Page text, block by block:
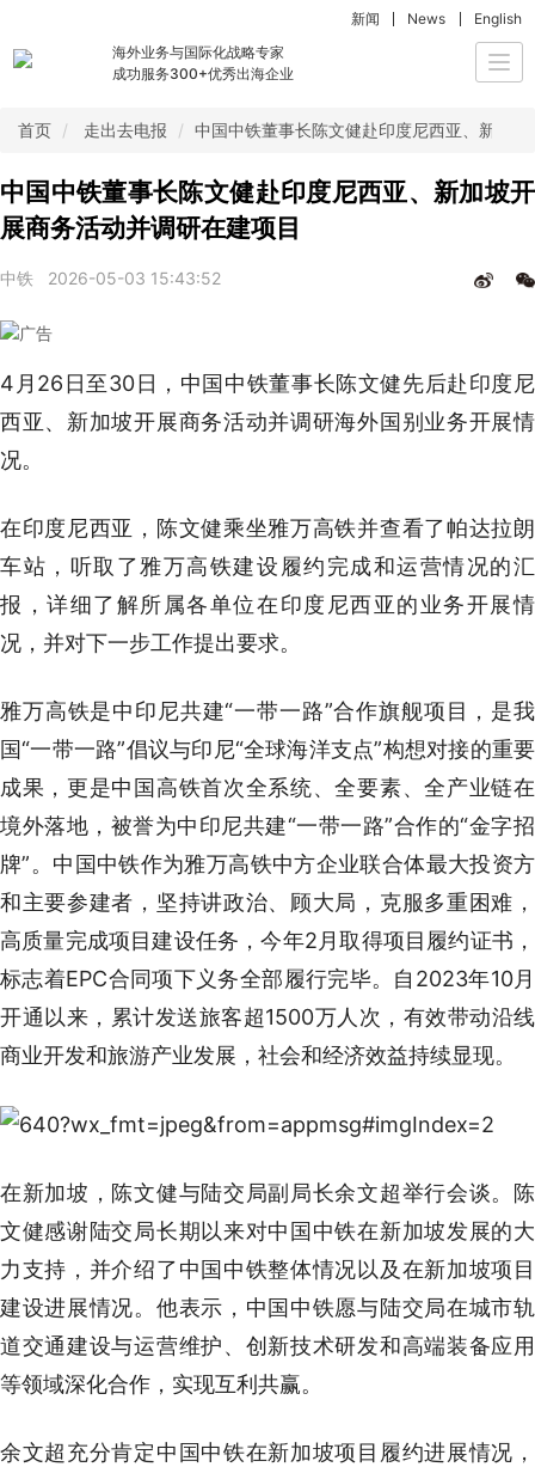
海外业务与国际化战略专家
成功服务300+优秀出海企业
新闻 News English
首页 走出去电报 中国中铁董事长陈文健赴印度尼西亚、新加
中国中铁董事长陈文健赴印度尼西亚、新加坡开
展商务活动并调研在建项目
中铁 2026-05-03 15:43:52
4月26日至30日，中国中铁董事长陈文健先后赴印度尼
西亚、新加坡开展商务活动并调研海外国别业务开展情
况。
在印度尼西亚，陈文健乘坐雅万高铁并查看了帕达拉朗
车站，听取了雅万高铁建设履约完成和运营情况的汇
报，详细了解所属各单位在印度尼西亚的业务开展情
况，并对下一步工作提出要求。
雅万高铁是中印尼共建“一带一路”合作旗舰项目，是我
国“一带一路”倡议与印尼“全球海洋支点”构想对接的重要
成果，更是中国高铁首次全系统、全要素、全产业链在
境外落地，被誉为中印尼共建“一带一路”合作的“金字招
牌”。中国中铁作为雅万高铁中方企业联合体最大投资方
和主要参建者，坚持讲政治、顾大局，克服多重困难，
高质量完成项目建设任务，今年2月取得项目履约证书，
标志着EPC合同项下义务全部履行完毕。自2023年10月
开通以来，累计发送旅客超1500万人次，有效带动沿线
商业开发和旅游产业发展，社会和经济效益持续显现。
在新加坡，陈文健与陆交局副局长余文超举行会谈。陈
文健感谢陆交局长期以来对中国中铁在新加坡发展的大
力支持，并介绍了中国中铁整体情况以及在新加坡项目
建设进展情况。他表示，中国中铁愿与陆交局在城市轨
道交通建设与运营维护、创新技术研发和高端装备应用
等领域深化合作，实现互利共赢。
余文超充分肯定中国中铁在新加坡项目履约进展情况，